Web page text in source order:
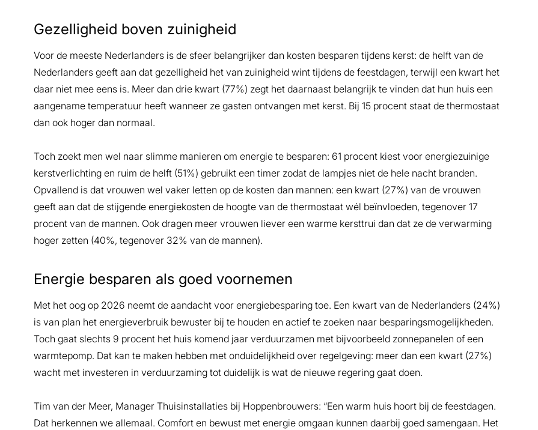
Gezelligheid boven zuinigheid
Voor de meeste Nederlanders is de sfeer belangrijker dan kosten besparen tijdens kerst: de helft van de
Nederlanders geeft aan dat gezelligheid het van zuinigheid wint tijdens de feestdagen, terwijl een kwart het
daar niet mee eens is. Meer dan drie kwart (77%) zegt het daarnaast belangrijk te vinden dat hun huis een
aangename temperatuur heeft wanneer ze gasten ontvangen met kerst. Bij 15 procent staat de thermostaat
dan ook hoger dan normaal.
Toch zoekt men wel naar slimme manieren om energie te besparen: 61 procent kiest voor energiezuinige
kerstverlichting en ruim de helft (51%) gebruikt een timer zodat de lampjes niet de hele nacht branden.
Opvallend is dat vrouwen wel vaker letten op de kosten dan mannen: een kwart (27%) van de vrouwen
geeft aan dat de stijgende energiekosten de hoogte van de thermostaat wél beïnvloeden, tegenover 17
procent van de mannen. Ook dragen meer vrouwen liever een warme kersttrui dan dat ze de verwarming
hoger zetten (40%, tegenover 32% van de mannen).
Energie besparen als goed voornemen
Met het oog op 2026 neemt de aandacht voor energiebesparing toe. Een kwart van de Nederlanders (24%)
is van plan het energieverbruik bewuster bij te houden en actief te zoeken naar besparingsmogelijkheden.
Toch gaat slechts 9 procent het huis komend jaar verduurzamen met bijvoorbeeld zonnepanelen of een
warmtepomp. Dat kan te maken hebben met onduidelijkheid over regelgeving: meer dan een kwart (27%)
wacht met investeren in verduurzaming tot duidelijk is wat de nieuwe regering gaat doen.
Tim van der Meer, Manager Thuisinstallaties bij Hoppenbrouwers: “Een warm huis hoort bij de feestdagen.
Dat herkennen we allemaal. Comfort en bewust met energie omgaan kunnen daarbij goed samengaan. Het